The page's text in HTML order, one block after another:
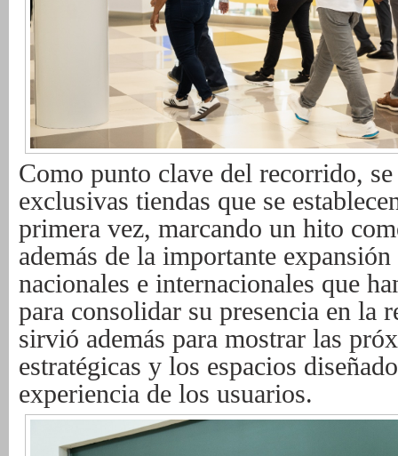
Como punto clave del recorrido,
exclusivas tiendas que se
primera vez, marcando un hito
además de la importante
nacionales e internacionales que
para consolidar su presencia en la
sirvió además para mostrar las
estratégicas y los espacios
experiencia de los usuarios.